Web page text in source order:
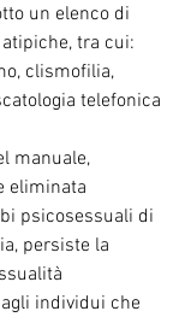
un elenco di
tra cui:
clismofilia,
telefonica
manuale,
eliminata
psicosessuali di
persiste la
individui che